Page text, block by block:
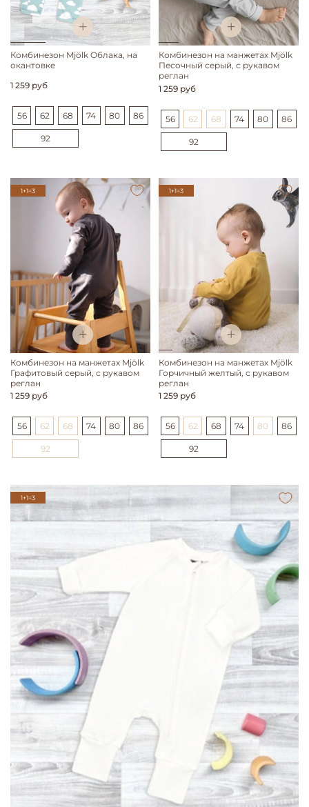
Комбинезон Mjölk Облака, на
окантовке
1 259 руб
56 62 68 74 80 86
92
Комбинезон на манжетах Mjölk
Песочный серый, с рукавом
реглан
1 259 руб
56 62 68 74 80 86
92
1+1=3
Комбинезон на манжетах Mjölk
Графитовый серый, с рукавом
реглан
1 259 руб
56 62 68 74 80 86
92
1+1=3
Комбинезон на манжетах Mjölk
Горчичный желтый, с рукавом
реглан
1 259 руб
56 62 68 74 80 86
92
1+1=3